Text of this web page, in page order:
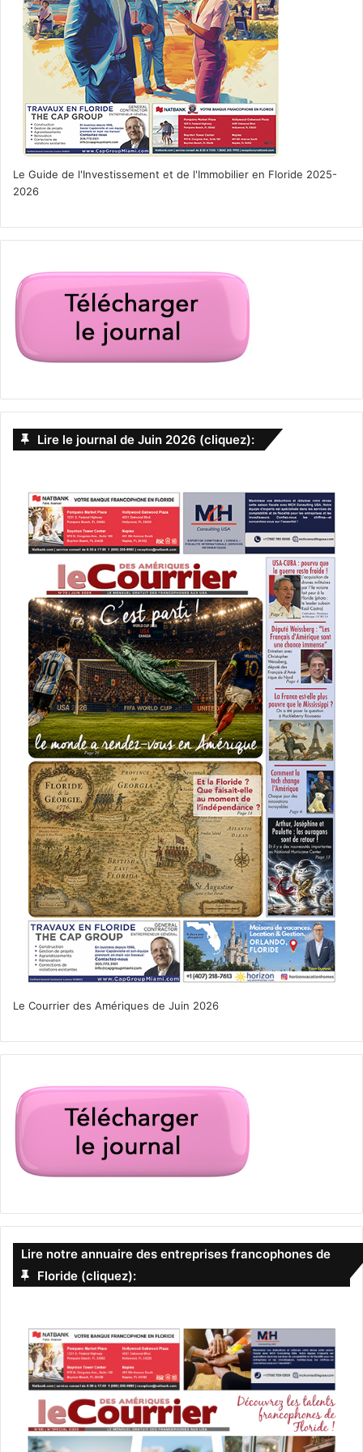
Le 13 mars :
The Roads Not
Taken
« Un jour dans la vie de Leo et de sa fille Molly (Elle
Fanning), alors qu’il flotte à travers des vies alternatives,
qu’il aurait pu vivre, menant Molly à se débattre avec son
propre chemin alors qu’elle envisage son avenir. »
https://youtu.be/oqmXL8CjXwo
Inside the Rain
Faisant face à une expulsion du collège pour un
malentendu, un étudiant bipolaire traîne dans un club de
strip-tease où il se lie d’amitié avec une femme
magnifique, intelligente et scandaleuse. Ils élaborent un
plan fou pour prouver son innocence.
Un film d’Aaron Fisher avec Rosie Perez, Eric Roberts
Le 20 mars :
Quiet Place 2
Suite aux événements survenus dans cette « maison
calme », la famille Abbott fait maintenant face aux terreurs
du monde extérieur
Un film d’horreur de John Krasinski avec Cillian Murphy,
John Krasinski, Emily Blunt
Le Guide de l'Investissement et de l'Immobilier en Floride 2025-
2026
Lire le journal de Juin 2026 (cliquez):
Le Courrier des Amériques de Juin 2026
Lire notre annuaire des entreprises francophones de
Floride (cliquez):